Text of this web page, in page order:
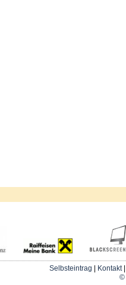
Selbsteintrag Kontakt
©